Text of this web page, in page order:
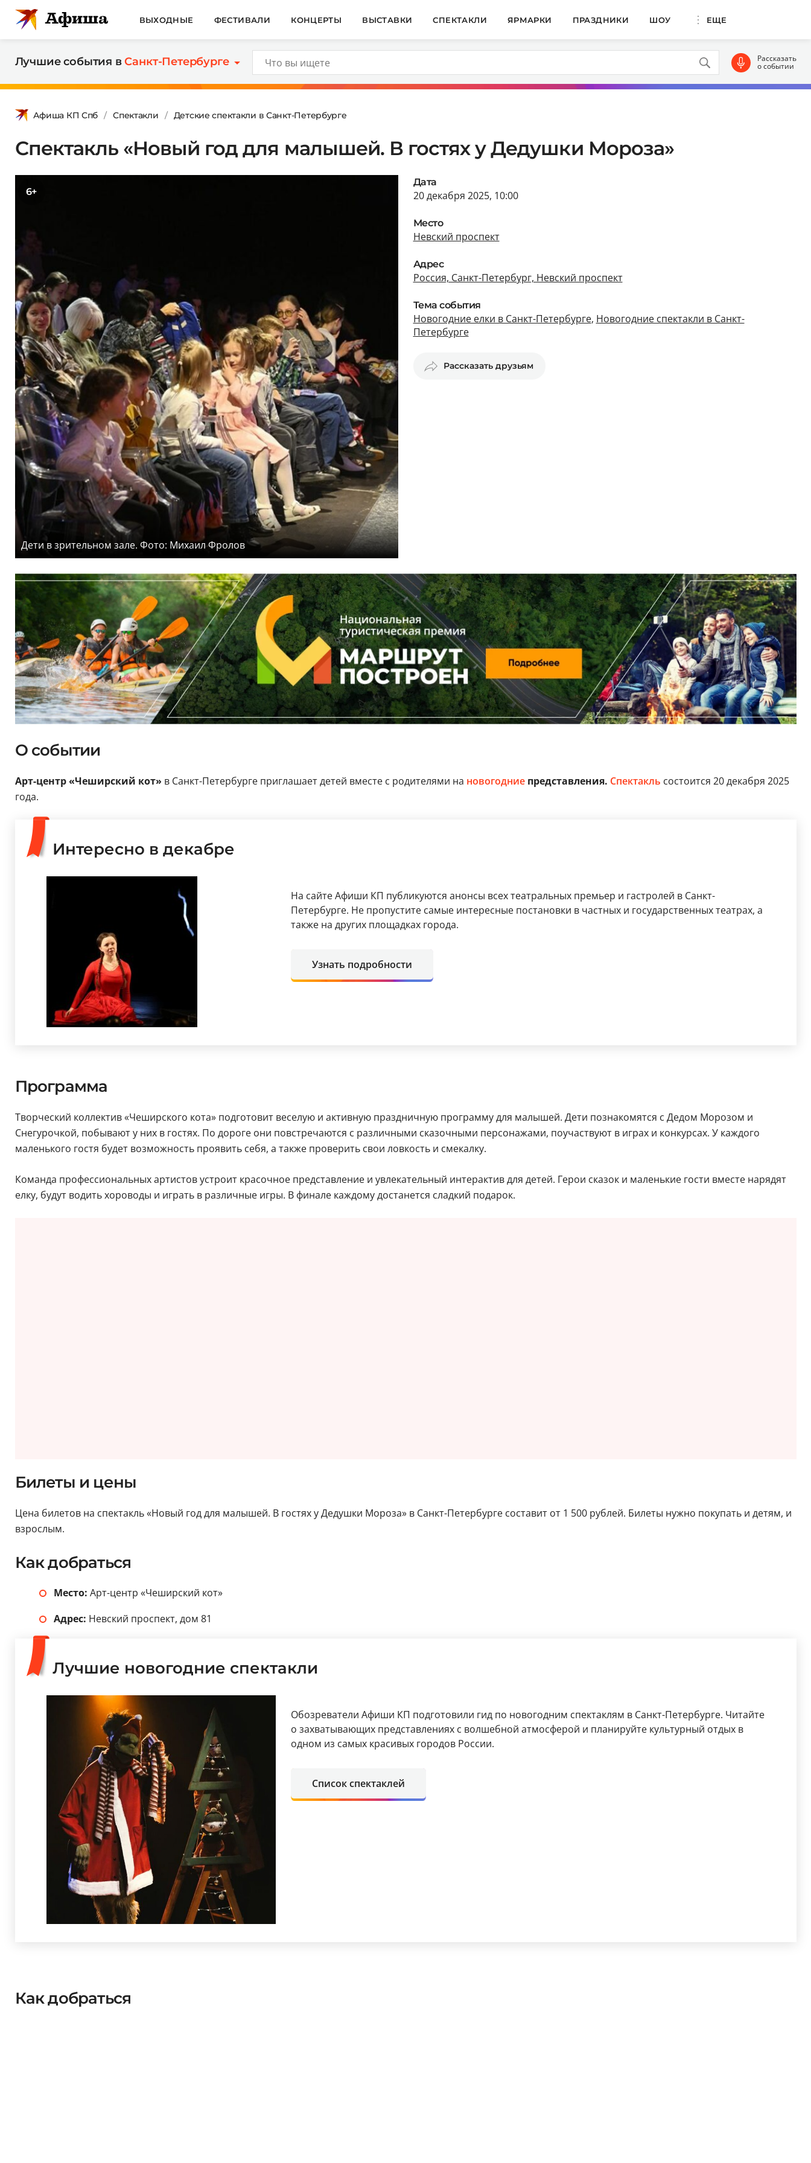
ВЫХОДНЫЕ ФЕСТИВАЛИ КОНЦЕРТЫ ВЫСТАВКИ СПЕКТАКЛИ ЯРМАРКИ ПРАЗДНИКИ ШОУ ЕЩЕ
Лучшие события вСанкт-Петербурге Рассказать
о событии
Афиша КП Спб Спектакли Детские спектакли в Санкт-Петербурге
Спектакль «Новый год для малышей. В гостях у Дедушки Мороза»
6+
Дети в зрительном зале. Фото: Михаил Фролов
Дата
20 декабря 2025, 10:00
Место
Невский проспект
Адрес
Россия, Санкт-Петербург, Невский проспект
Тема события
Новогодние елки в Санкт-Петербурге, Новогодние спектакли в Санкт-
Петербурге
Рассказать друзьям
О событии
Арт-центр «Чеширский кот» в Санкт-Петербурге приглашает детей вместе с родителями на новогодниепредставления. Спектакль состоится 20 декабря 2025
года.
Интересно в декабре
На сайте Афиши КП публикуются анонсы всех театральных премьер и гастролей в Санкт-
Петербурге. Не пропустите самые интересные постановки в частных и государственных театрах, а
также на других площадках города.
Узнать подробности
Программа
Творческий коллектив «Чеширского кота» подготовит веселую и активную праздничную программу для малышей. Дети познакомятся с Дедом Морозом и
Снегурочкой, побывают у них в гостях. По дороге они повстречаются с различными сказочными персонажами, поучаствуют в играх и конкурсах. У каждого
маленького гостя будет возможность проявить себя, а также проверить свои ловкость и смекалку.
Команда профессиональных артистов устроит красочное представление и увлекательный интерактив для детей. Герои сказок и маленькие гости вместе нарядят
елку, будут водить хороводы и играть в различные игры. В финале каждому достанется сладкий подарок.
Билеты и цены
Цена билетов на спектакль «Новый год для малышей. В гостях у Дедушки Мороза» в Санкт-Петербурге составит от 1 500 рублей. Билеты нужно покупать и детям, и
взрослым.
Как добраться
Место: Арт-центр «Чеширский кот»
Адрес: Невский проспект, дом 81
Лучшие новогодние спектакли
Обозреватели Афиши КП подготовили гид по новогодним спектаклям в Санкт-Петербурге. Читайте
о захватывающих представлениях с волшебной атмосферой и планируйте культурный отдых в
одном из самых красивых городов России.
Список спектаклей
Как добраться